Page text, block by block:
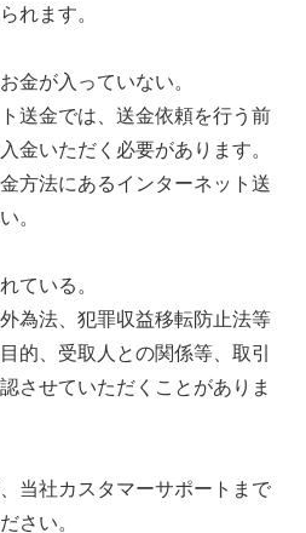
れます。
金が入っていない。
送金では、送金依頼を行う前
金いただく必要があります。
方法にあるインターネット送
。
ている。
為法、犯罪収益移転防止法等
的、受取人との関係等、取引
させていただくことがありま
当社カスタマーサポートまで
さい。